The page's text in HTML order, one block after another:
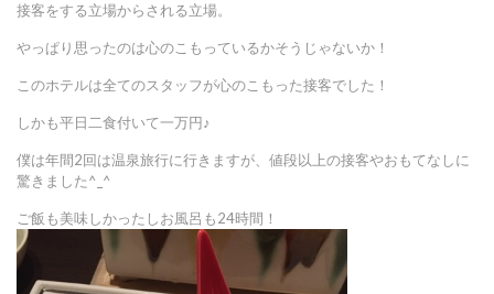
接客をする立場からされる立場。
やっぱり思ったのは心のこもっているかそうじゃないか！
このホテルは全てのスタッフが心のこもった接客でした！
しかも平日二食付いて一万円♪
僕は年間2回は温泉旅行に行きますが、値段以上の接客やおもてなしに
驚きました^_^
ご飯も美味しかったしお風呂も24時間！